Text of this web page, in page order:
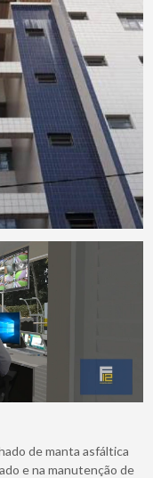
de manta asfáltica
e na manutenção de